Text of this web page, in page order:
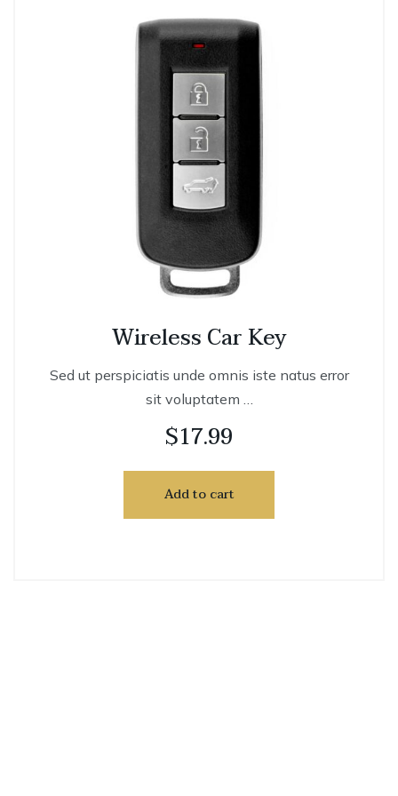
Wireless Car Key
Sed ut perspiciatis unde omnis iste natus error
sit voluptatem …
$17.99
Add to cart